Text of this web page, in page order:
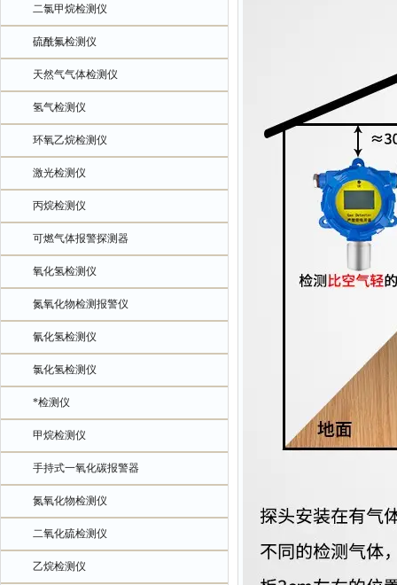
二氯甲烷检测仪
硫酰氟检测仪
天然气气体检测仪
氢气检测仪
环氧乙烷检测仪
激光检测仪
丙烷检测仪
可燃气体报警探测器
氧化氢检测仪
氮氧化物检测报警仪
氰化氢检测仪
氯化氢检测仪
*检测仪
甲烷检测仪
手持式一氧化碳报警器
氮氧化物检测仪
二氧化硫检测仪
乙烷检测仪